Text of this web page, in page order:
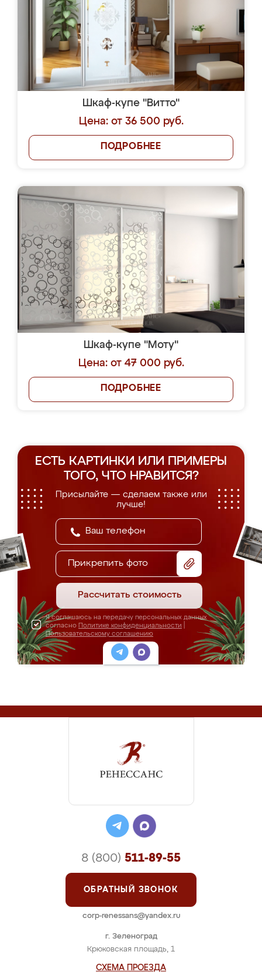
Шкаф-купе "Витто"
Цена: от 36 500 руб.
ПОДРОБНЕЕ
Шкаф-купе "Моту"
Цена: от 47 000 руб.
ПОДРОБНЕЕ
ЕСТЬ КАРТИНКИ ИЛИ ПРИМЕРЫ
ТОГО, ЧТО НРАВИТСЯ?
Присылайте — сделаем также или
лучше!
Прикрепить фото
Рассчитать стоимость
Я соглашаюсь на передачу персональных данных
согласно Политике конфиденциальности
Пользовательскому соглашению
г. Зеленоград
Крюковская площадь, 1
СХЕМА ПРОЕЗДА
8 (800) 511-89-55
ОБРАТНЫЙ ЗВОНОК
corp-renessans@yandex.ru